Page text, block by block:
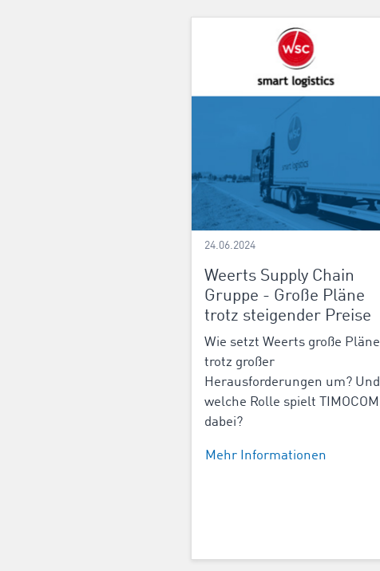
24.06.2024
Weerts Supply Chain
Gruppe - Große Pläne
trotz steigender Preise
Wie setzt Weerts große Pläne
trotz großer
Herausforderungen um? Und
welche Rolle spielt TIMOCOM
dabei?
Mehr Informationen